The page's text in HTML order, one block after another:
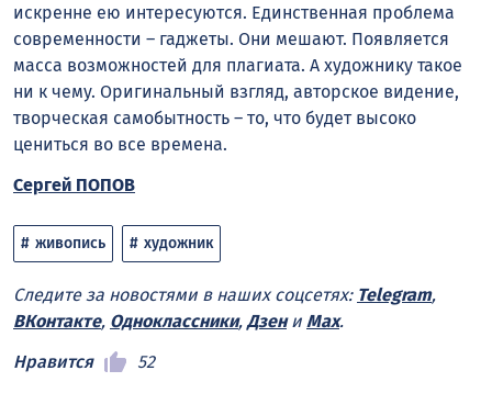
искренне ею интересуются. Единственная проблема
современности – гаджеты. Они мешают. Появляется
масса возможностей для плагиата. А художнику такое
ни к чему. Оригинальный взгляд, авторское видение,
творческая самобытность – то, что будет высоко
цениться во все времена.
Сергей ПОПОВ
живопись художник
Следите за новостями в наших соцсетях: Telegram,
ВКонтакте, Одноклассники, Дзени Max.
Нравится
52